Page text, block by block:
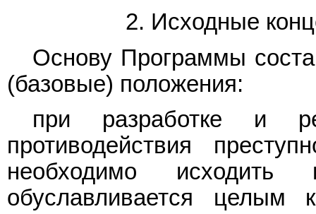
2. Исходные
Основу Программы
(базовые) положения:
при разработке и
противодействия
необходимо
обуславливается целым